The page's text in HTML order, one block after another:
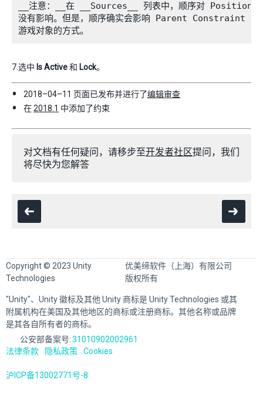
__注意：__在 __Sources__ 列表中，顺序对
没有影响。但是，顺序确实会影响 Parent Constraint
7.选中 Is Active和 Lock。
2018–04–11 页面已发布并进行了编辑审查
在2018.1 中添加了约束
对文档有任何疑问，请移步至开发者社区提问，我们
将尽快为您解答
Copyright © 2023 Unity
Technologies
优美缔软件（上海）有限公司
版权所有
"Unity"、Unity 徽标及其他 Unity 商标是 Unity Technologies 或其
附属机构在美国及其他地区的商标或注册商标。其他名称或品牌
是其各自所有者的商标。
公安部备案号:31010902002961
法律条款
隐私政策 Cookies
沪ICP备13002771号-8